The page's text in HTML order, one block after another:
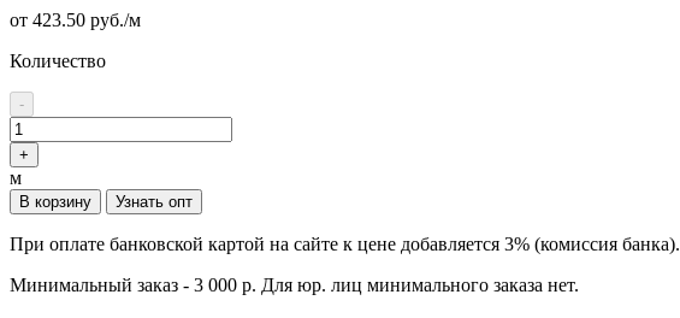
от 423.50 руб./м
Количество
-
+
м
В корзину Узнать опт
При оплате банковской картой на сайте к цене добавляется 3% (комиссия банка).
Минимальный заказ - 3 000 р. Для юр. лиц минимального заказа нет.